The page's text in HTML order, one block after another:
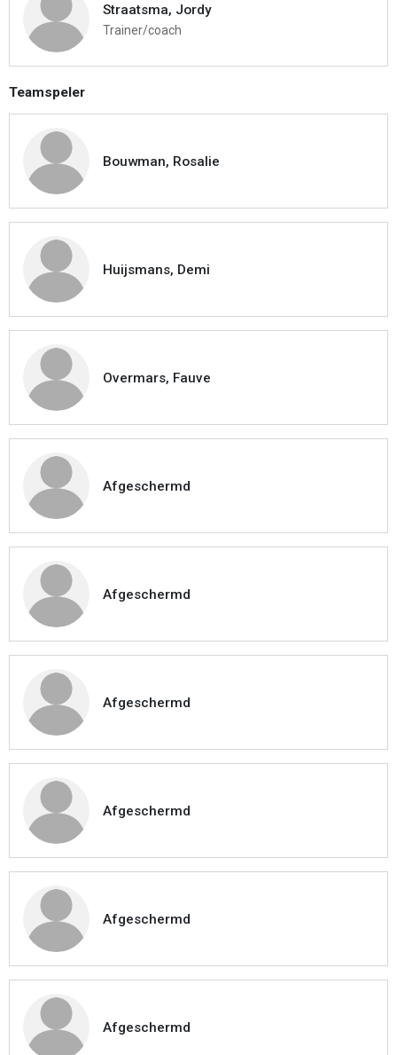
Straatsma, Jordy
Trainer/coach
Teamspeler
Bouwman, Rosalie
Huijsmans, Demi
Overmars, Fauve
Afgeschermd
Afgeschermd
Afgeschermd
Afgeschermd
Afgeschermd
Afgeschermd